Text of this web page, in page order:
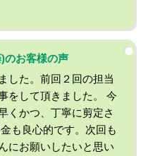
のお客様の声
した。前回２回の担当
をして頂きました。 今
くかつ、丁寧に剪定さ
も良心的です。次回も
にお願いしたいと思い